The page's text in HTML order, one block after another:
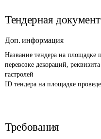
Тендерная
Доп. информация
Название тендера на площадке
перевозке декораций,
гастролей
ID тендера на площадке
Требования